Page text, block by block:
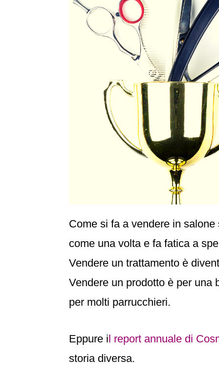
Come si fa a vendere in
come una volta e fa fatica a
Vendere un trattamento è
Vendere un prodotto è per una
per molti parrucchieri.
Eppure i l report annuale di
storia diversa.